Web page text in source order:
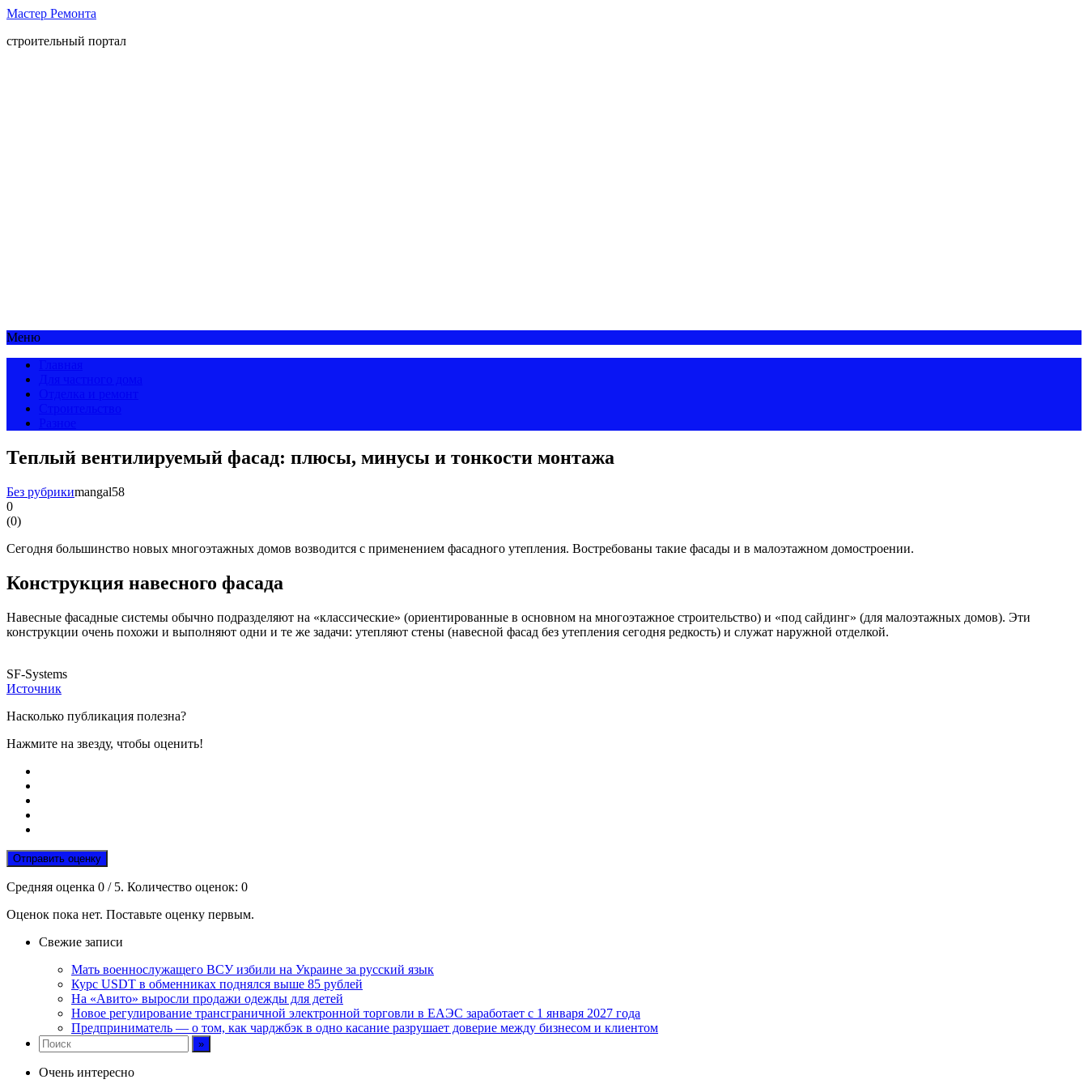
Мастер Ремонта
строительный портал
Меню
Теплый вентилируемый фасад: плюсы, минусы и тонкости монтажа
Без рубрикиmangal58
0
(0)
Сегодня большинство новых многоэтажных домов возводится с применением фасадного утепления. Востребованы такие фасады и в малоэтажном домостроении.
Конструкция навесного фасада
Навесные фасадные системы обычно подразделяют на «классические» (ориентированные в основном на многоэтажное строительство) и «под сайдинг» (для малоэтажных домов). Эти
конструкции очень похожи и выполняют одни и те же задачи: утепляют стены (навесной фасад без утепления сегодня редкость) и служат наружной отделкой.
SF-Systems
Источник
Насколько публикация полезна?
Нажмите на звезду, чтобы оценить!
Отправить оценку
Средняя оценка 0 / 5. Количество оценок: 0
Оценок пока нет. Поставьте оценку первым.
Свежие записи
Мать военнослужащего ВСУ избили на Украине за русский язык
Курс USDT в обменниках поднялся выше 85 рублей
На «Авито» выросли продажи одежды для детей
Новое регулирование трансграничной электронной торговли в ЕАЭС заработает с 1 января 2027 года
Предприниматель — о том, как чарджбэк в одно касание разрушает доверие между бизнесом и клиентом
Очень интересно